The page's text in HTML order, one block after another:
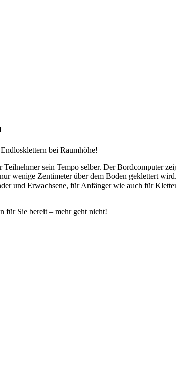
bei Raumhöhe!
sein Tempo selber. Der Bordcomputer
wenige Zentimeter über dem Boden geklettert
und Erwachsene, für Anfänger wie auch für
für Sie bereit – mehr geht nicht!